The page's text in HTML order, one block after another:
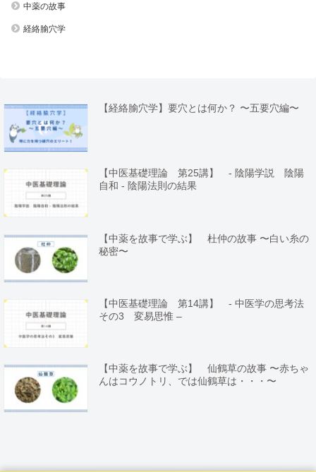
中薬の故事
経絡腧穴学
【経絡腧穴学】要穴とは何か？ 〜五要穴編〜
【中医基礎理論 第25講】 - 陰陽学説 陰陽
自和 - 陰陽法則の結果
【中薬を故事で学ぶ】 杜仲の故事 〜白い糸の
秘密〜
【中医基礎理論 第14講】 - 中医学の思考法
その3 変易思惟 –
【中薬を故事で学ぶ】 仙鶴草の故事 〜赤ちゃ
んはコウノトリ、では仙鶴草は・・・〜